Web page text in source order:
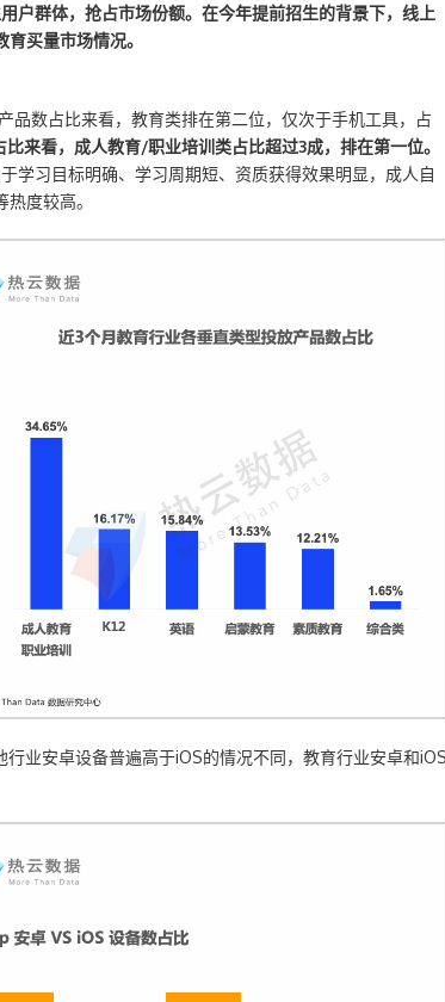
户群体，抢占市场份额。在今年提前招生的背景下，线上
买量市场情况。
品数占比来看，教育类排在第二位，仅次于手机工具，占
来看，成人教育/职业培训类占比超过3成，排在第一位。
学习目标明确、学习周期短、资质获得效果明显，成人自
度较高。
业安卓设备普遍高于iOS的情况不同，教育行业安卓和iOS